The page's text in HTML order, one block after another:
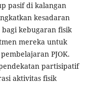
pasif di kalangan
kesadaran
kebugaran fisik
mereka untuk
PJOK.
partisipatif
aktivitas fisik